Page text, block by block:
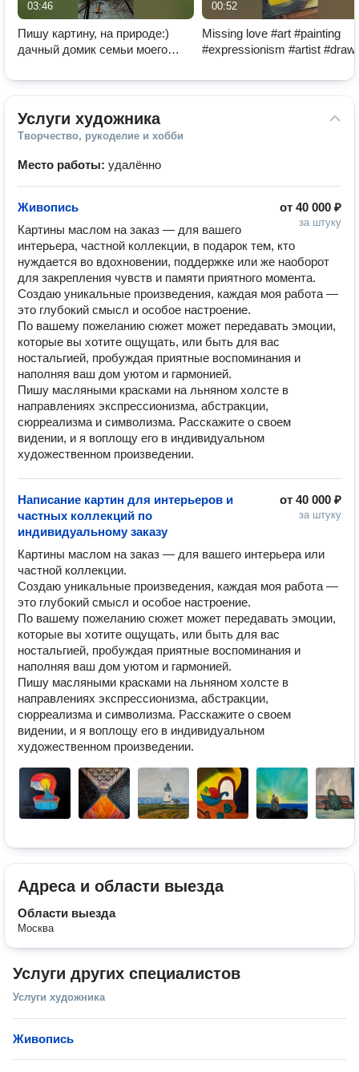
03:46
Пишу картину, на природе:)
дачный домик семьи моего
празднике #art #oil
00:52
Missing love #art #painting
#expressionism #artist
Услуги художника
Творчество, рукоделие и хобби
Место работы: удалённо
от 40 000 ₽
за штуку
Живопись
Картины маслом на заказ — для вашего
интерьера, частной коллекции, в подарок тем, кто
нуждается во вдохновении, поддержке или же наоборот
для закрепления чувств и памяти приятного момента.
Создаю уникальные произведения, каждая моя работа —
это глубокий смысл и особое настроение.
По вашему пожеланию сюжет может передавать эмоции,
которые вы хотите ощущать, или быть для вас
ностальгией, пробуждая приятные воспоминания и
наполняя ваш дом уютом и гармонией.
Пишу масляными красками на льняном холсте в
направлениях экспрессионизма, абстракции,
сюрреализма и символизма. Расскажите о своем
видении, и я воплощу его в индивидуальном
художественном произведении.
от 40 000 ₽
за штуку
Написание картин для интерьеров и
частных коллекций по
индивидуальному заказу
Картины маслом на заказ — для вашего интерьера или
частной коллекции.
Создаю уникальные произведения, каждая моя работа —
это глубокий смысл и особое настроение.
По вашему пожеланию сюжет может передавать эмоции,
которые вы хотите ощущать, или быть для вас
ностальгией, пробуждая приятные воспоминания и
наполняя ваш дом уютом и гармонией.
Пишу масляными красками на льняном холсте в
направлениях экспрессионизма, абстракции,
сюрреализма и символизма. Расскажите о своем
видении, и я воплощу его в индивидуальном
художественном произведении.
Адреса и области выезда
Области выезда
Москва
Услуги других специалистов
Услуги художника
Живопись